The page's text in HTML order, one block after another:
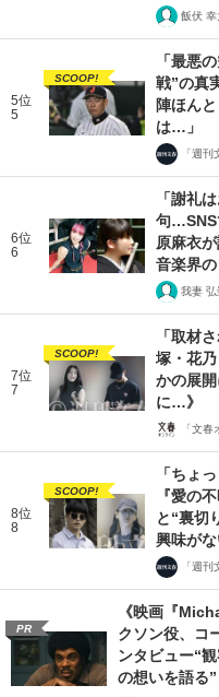
飯伏 幸
5位
5
SCOOP!
「最悪
戦”の真
陣ほん
は…」
「週
6位
6
「謝礼
句…SNS
原麻衣
音楽界
我妻 弘
7位
7
SCOOP!
「取材
塚・花
かの展
に…》
「文
8位
8
SCOOP!
「ちょ
『愛の
と“裏切
興味がな
「週
PR
《映画『
クソン役、コ
ンタビュー“
の想いを語る